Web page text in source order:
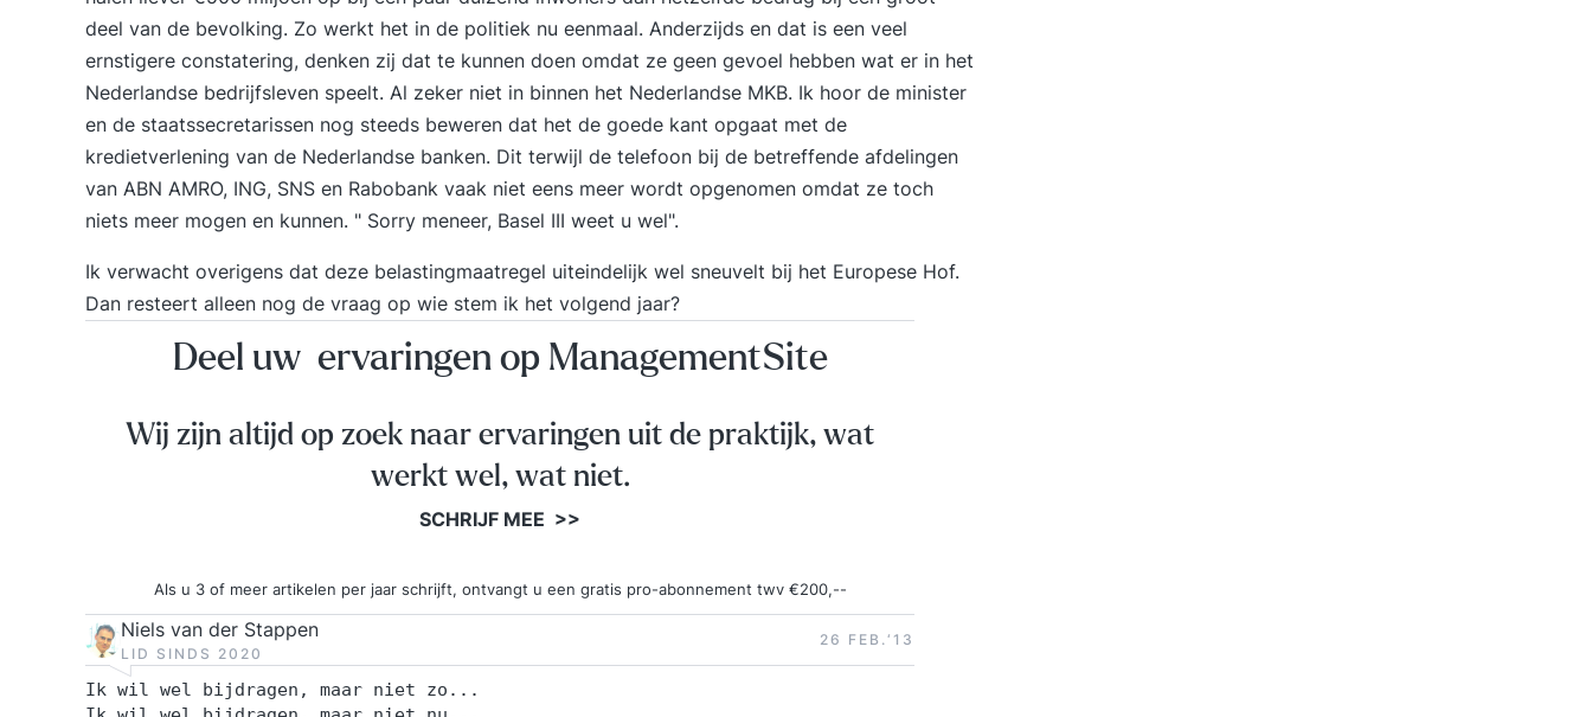
deel van de bevolking. Zo werkt het in de politiek nu eenmaal. Anderzijds en dat is een veel
ernstigere constatering, denken zij dat te kunnen doen omdat ze geen gevoel hebben wat er in het
Nederlandse bedrijfsleven speelt. Al zeker niet in binnen het Nederlandse MKB. Ik hoor de minister
en de staatssecretarissen nog steeds beweren dat het de goede kant opgaat met de
kredietverlening van de Nederlandse banken. Dit terwijl de telefoon bij de betreffende afdelingen
van ABN AMRO, ING, SNS en Rabobank vaak niet eens meer wordt opgenomen omdat ze toch
niets meer mogen en kunnen. " Sorry meneer, Basel III weet u wel".
Ik verwacht overigens dat deze belastingmaatregel uiteindelijk wel sneuvelt bij het Europese Hof.
Dan resteert alleen nog de vraag op wie stem ik het volgend jaar?
Deel uw ervaringen op ManagementSite
Wij zijn altijd op zoek naar ervaringen uit de praktijk, wat
werkt wel, wat niet.
SCHRIJF MEE >>
Als u 3 of meer artikelen per jaar schrijft, ontvangt u een gratis pro-abonnement twv €200,--
Niels van der Stappen
LID SINDS 2020
26 FEB.‘13
Ik wil wel bijdragen, maar niet zo...